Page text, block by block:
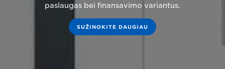
paslaugas bei finansavimo variantus.
SUŽINOKITE DAUGIAU